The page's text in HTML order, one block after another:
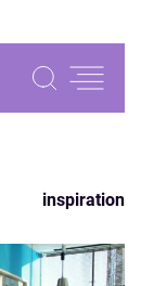
inspiration